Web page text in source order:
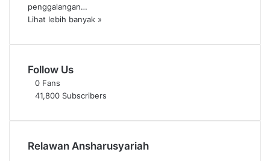
penggalangan…
Lihat lebih banyak »
Follow Us
0 Fans
41,800 Subscribers
Relawan Ansharusyariah